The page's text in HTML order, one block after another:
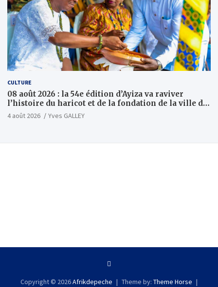
CULTURE
08 août 2026 : la 54e édition d’Ayiza va raviver
l’histoire du haricot et de la fondation de la ville de
Tsévié
4 août 2026 Yves GALLEY
Copyright © 2026Afrikdepeche Theme by: Theme Horse